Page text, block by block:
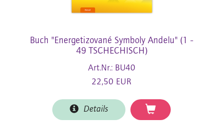
Buch "Energetizované Symboly Andelu" (1 -
49 TSCHECHISCH)
Art.Nr.: BU40
22,50 EUR
Details